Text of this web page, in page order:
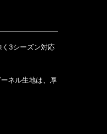
3シーズン対応
ネル生地は、厚